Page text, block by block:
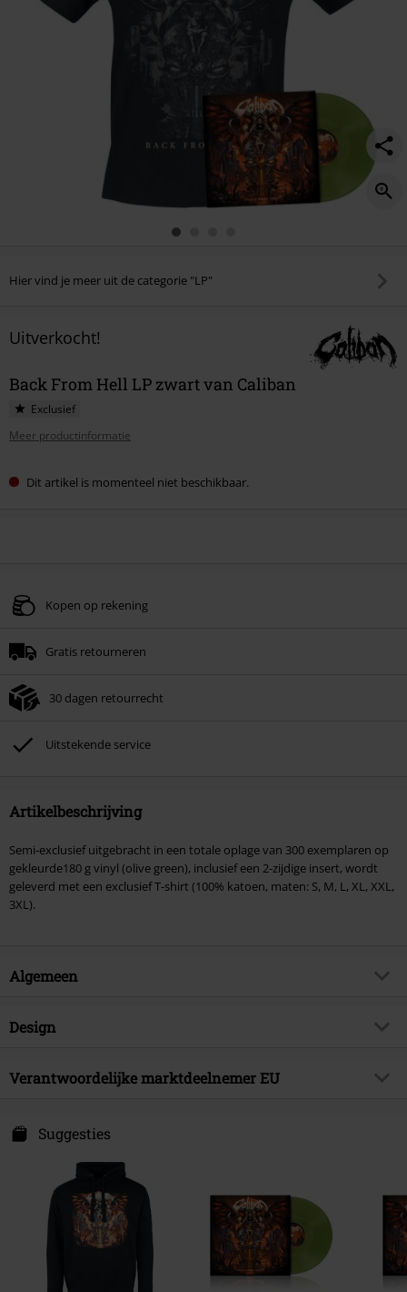
Hier vind je meer uit de categorie "LP"
Uitverkocht!
Back From Hell LP zwart van Caliban
Exclusief
Meer productinformatie
Dit artikel is momenteel niet beschikbaar.
Kopen op rekening
Gratis retourneren
30 dagen retourrecht
Uitstekende service
Artikelbeschrijving
Semi-exclusief uitgebracht in een totale oplage van 300 exemplaren op
gekleurde180 g vinyl (olive green), inclusief een 2-zijdige insert, wordt
geleverd met een exclusief T-shirt (100% katoen, maten: S, M, L, XL, XXL,
3XL).
Algemeen
Artikelnr.
Muziekgenre
Metalcore
Artikelonderwerp
Releasedatum
Unisex
Design
Producttype
Kleur
Verantwoordelijke marktdeelnemer EU
Balanstraße 73 // Haus 31
81541 München
kontakt@sonymusic.com
Suggesties